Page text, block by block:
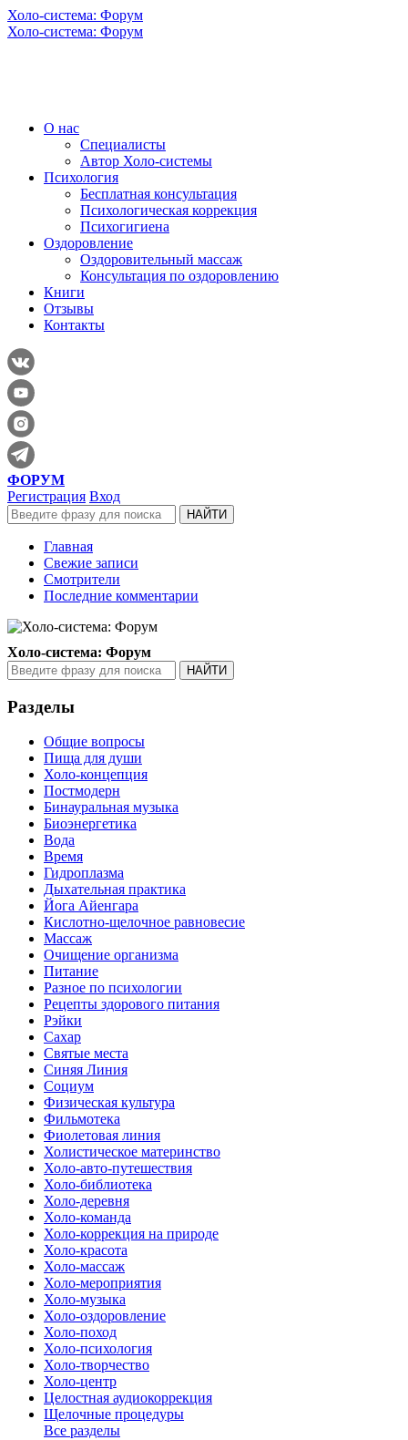
Холо-система: Форум
Холо-система: Форум
О нас
Специалисты
Автор Холо-системы
Психология
Бесплатная консультация
Психологическая коррекция
Психогигиена
Оздоровление
Оздоровительный массаж
Консультация по оздоровлению
Книги
Отзывы
Контакты
ФОРУМ
Регистрация Вход
Главная
Свежие записи
Смотрители
Последние комментарии
Холо-система: Форум
Разделы
Общие вопросы
Пища для души
Холо-концепция
Постмодерн
Бинауральная музыка
Биоэнергетика
Вода
Время
Гидроплазма
Дыхательная практика
Йога Айенгара
Кислотно-щелочное равновесие
Массаж
Очищение организма
Питание
Разное по психологии
Рецепты здорового питания
Рэйки
Сахар
Святые места
Синяя Линия
Социум
Физическая культура
Фильмотека
Фиолетовая линия
Холистическое материнство
Холо-авто-путешествия
Холо-библиотека
Холо-деревня
Холо-команда
Холо-коррекция на природе
Холо-красота
Холо-массаж
Холо-мероприятия
Холо-музыка
Холо-оздоровление
Холо-поход
Холо-психология
Холо-творчество
Холо-центр
Целостная аудиокоррекция
Щелочные процедуры
Все разделы